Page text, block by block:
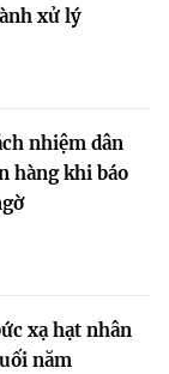
xử lý
nhiệm dân
hàng khi báo
xạ hạt nhân
năm